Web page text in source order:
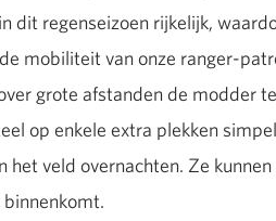
dit regenseizoen rijkelijk,
mobiliteit van onze ranger-
grote afstanden de modder
op enkele extra plekken
veld overnachten. Ze